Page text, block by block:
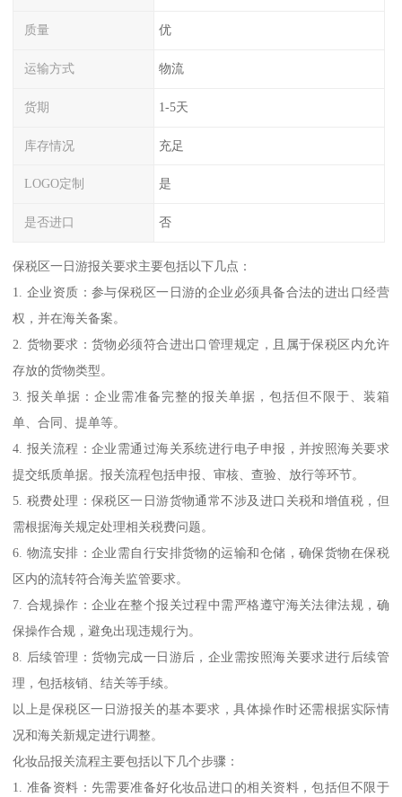
质量 优
运输方式 物流
货期 1-5天
库存情况 充足
LOGO定制 是
是否进口 否
保税区一日游报关要求主要包括以下几点：
1. 企业资质：参与保税区一日游的企业必须具备合法的进出口经营
权，并在海关备案。
2. 货物要求：货物必须符合进出口管理规定，且属于保税区内允许
存放的货物类型。
3. 报关单据：企业需准备完整的报关单据，包括但不限于、装箱
单、合同、提单等。
4. 报关流程：企业需通过海关系统进行电子申报，并按照海关要求
提交纸质单据。报关流程包括申报、审核、查验、放行等环节。
5. 税费处理：保税区一日游货物通常不涉及进口关税和增值税，但
需根据海关规定处理相关税费问题。
6. 物流安排：企业需自行安排货物的运输和仓储，确保货物在保税
区内的流转符合海关监管要求。
7. 合规操作：企业在整个报关过程中需严格遵守海关法律法规，确
保操作合规，避免出现违规行为。
8. 后续管理：货物完成一日游后，企业需按照海关要求进行后续管
理，包括核销、结关等手续。
以上是保税区一日游报关的基本要求，具体操作时还需根据实际情
况和海关新规定进行调整。
化妆品报关流程主要包括以下几个步骤：
1. 准备资料：先需要准备好化妆品进口的相关资料，包括但不限于